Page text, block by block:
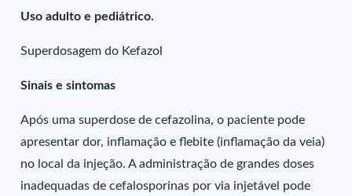
Uso adulto e pediátrico.
Superdosagem do Kefazol
Sinais e sintomas
Após uma superdose de cefazolina, o paciente pode
apresentar dor, inflamação e flebite (inflamação da veia)
no local da injeção. A administração de grandes doses
inadequadas de cefalosporinas por via injetável pode